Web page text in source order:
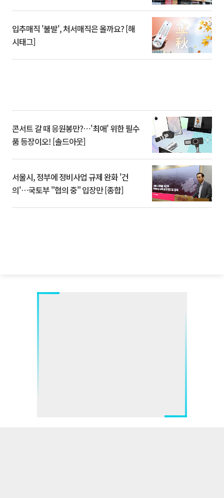
입추매직 '불발', 처서매직은 올까요? [해
시태그]
콘서트 갈 때 응원봉만?⋯'최애' 위한 필수
품 등장이오! [솔드아웃]
서울시, 정부에 정비사업 규제 완화 '건
의'⋯국토부 "협의 중" 입장만 [종합]